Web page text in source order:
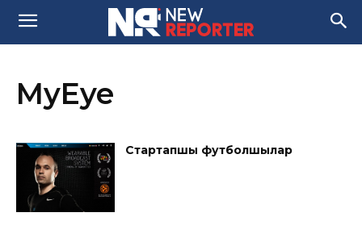
MyEye
Стартапшы футболшылар